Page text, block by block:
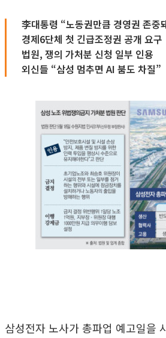
李대통령 “노동권만큼 경영권 존중
경제6단체 첫 긴급조정권 공개 요구
법원, 쟁의 가처분 신청 일부 인용
외신들 “삼성 멈추면 AI 붐도 차질”
삼성전자 노사가 총파업 예고일을